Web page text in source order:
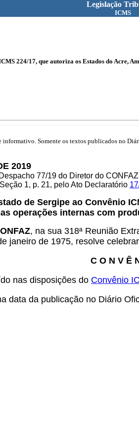
Legislação
ICMS
224/17, que autoriza os Estados do Acre,
informativo. Somente os textos publicados no
2019
77/19 do Diretor do
1, p. 21, pelo Ato Declaratório
de Sergipe ao Convênio
operações internas com
, na sua 318ª Reunião
janeiro de 1975, resolve
C O N V Ê
nas disposições do Convênio
data da publicação no Diário